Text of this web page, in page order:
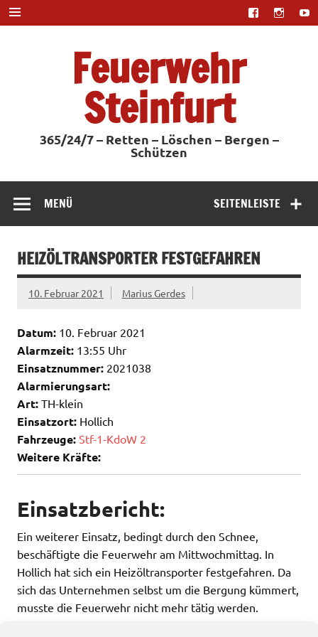
Zum
Inhalt
springen
Feuerwehr
Steinfurt
365/24/7 – Retten – Löschen – Bergen –
Schützen
SEITENLEISTE
MENÜ
HEIZÖLTRANSPORTER FESTGEFAHREN
10. Februar 2021 Marius Gerdes
Datum: 10. Februar 2021
Alarmzeit: 13:55 Uhr
Einsatznummer: 2021038
Alarmierungsart:
Art: TH-klein
Einsatzort: Hollich
Fahrzeuge: Stf-1-KdoW 2
Weitere Kräfte:
Einsatzbericht:
Ein weiterer Einsatz, bedingt durch den Schnee,
beschäftigte die Feuerwehr am Mittwochmittag. In
Hollich hat sich ein Heizöltransporter festgefahren. Da
sich das Unternehmen selbst um die Bergung kümmert,
musste die Feuerwehr nicht mehr tätig werden.